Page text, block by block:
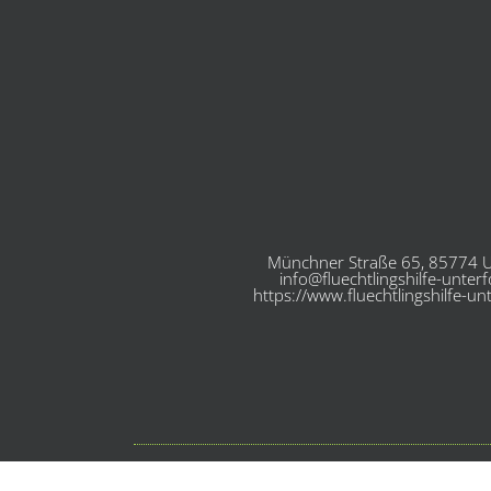
Münchner Straße 65, 85774
info@fluechtlingshilfe-
https://www.fluechtlingshilfe-